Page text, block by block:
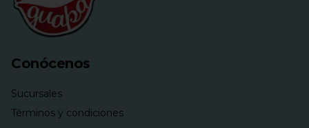
Conócenos
Sucursales
Términos y condiciones